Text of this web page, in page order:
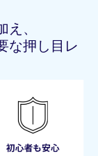
、
な押し目レ